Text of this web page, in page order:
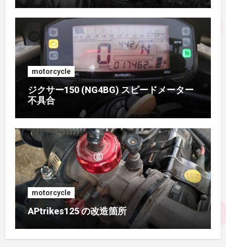
2016年8月 (2)
2016年7月 (1)
2016年6月 (3)
2016年5月 (4)
2016年4月 (2)
2015年11月 (2)
2015年9月 (3)
2015年8月 (2)
motorcycle
ジクサー150 (NG4BG) スピードメーター
不具合
motorcycle
APtrikes125 の改造箇所